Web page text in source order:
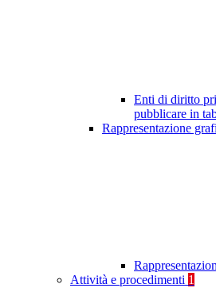
Enti di diritto
pubblicare in
Rappresentazione
Attività e procedimenti 1